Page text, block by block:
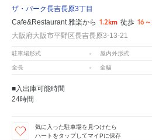
ザ・パーク長吉長原3丁目
Cafe&Restaurant 雅楽から 1.2km 徒歩 16
大阪府大阪市平野区長吉長原3-13-21
駐車場形式 - 屋内外形式
全長 - 全幅
■入出庫可能時間
24時間
気に入った駐車場を見つけたら
ハートをタップしてマイPに保存